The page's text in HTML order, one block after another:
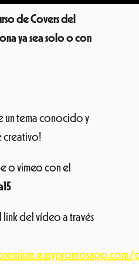
de Covers del
ya sea solo o con
un tema conocido y
creativo!
o vimeo con el
link del vídeo a través